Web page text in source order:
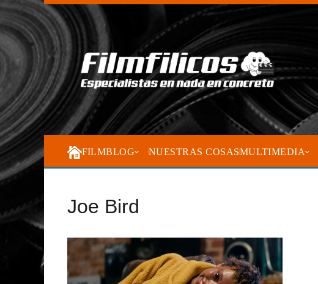
FILMBLOG NUESTRAS COSASMULTIMEDIA
Joe Bird